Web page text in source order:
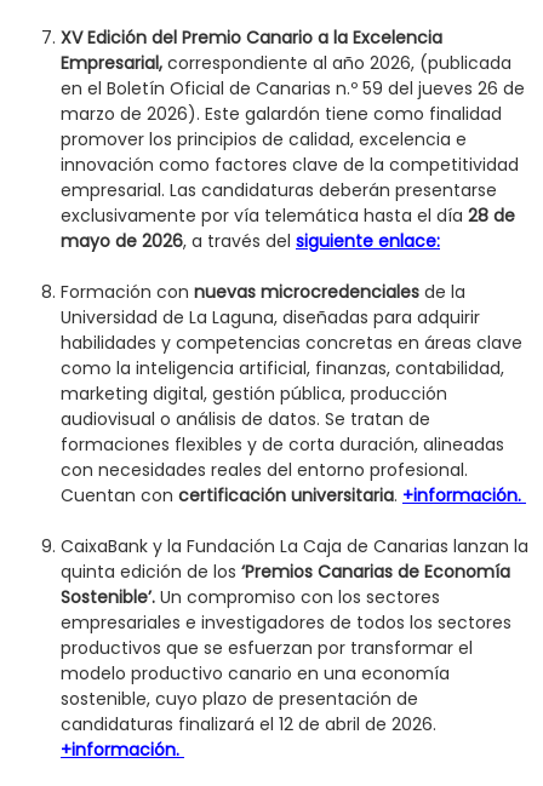
XV Edición del Premio Canario a la Excelencia
Empresarial, correspondiente al año 2026, (publicada
en el Boletín Oficial de Canarias n.º 59 del jueves 26 de
marzo de 2026). Este galardón tiene como finalidad
promover los principios de calidad, excelencia e
innovación como factores clave de la competitividad
empresarial. Las candidaturas deberán presentarse
exclusivamente por vía telemática hasta el día 28 de
mayo de 2026, a través del siguiente enlace:
Formación con nuevas microcredenciales de la
Universidad de La Laguna, diseñadas para adquirir
habilidades y competencias concretas en áreas clave
como la inteligencia artificial, finanzas, contabilidad,
marketing digital, gestión pública, producción
audiovisual o análisis de datos. Se tratan de
formaciones flexibles y de corta duración, alineadas
con necesidades reales del entorno profesional.
Cuentan con certificación universitaria. +información.
CaixaBank y la Fundación La Caja de Canarias lanzan la
quinta edición de los ‘Premios Canarias de Economía
Sostenible’. Un compromiso con los sectores
empresariales e investigadores de todos los sectores
productivos que se esfuerzan por transformar el
modelo productivo canario en una economía
sostenible, cuyo plazo de presentación de
candidaturas finalizará el 12 de abril de 2026.
+información.